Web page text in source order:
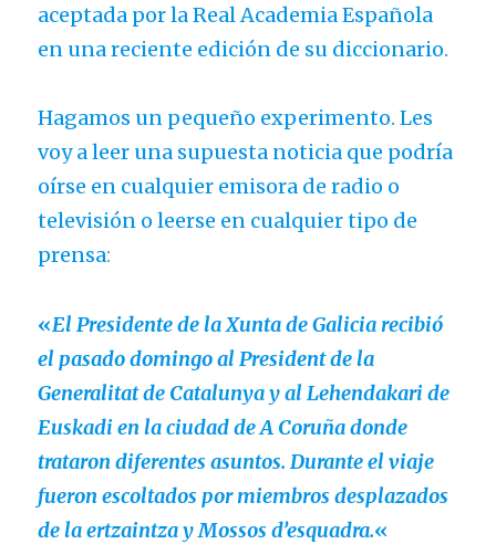
aceptada por la Real Academia Española
en una reciente edición de su diccionario.
Hagamos un pequeño experimento. Les
voy a leer una supuesta noticia que podría
oírse en cualquier emisora de radio o
televisión o leerse en cualquier tipo de
prensa:
«El Presidente de la Xunta de Galicia recibió
el pasado domingo al President de la
Generalitat de Catalunya y al Lehendakari de
Euskadi en la ciudad de A Coruña donde
trataron diferentes asuntos. Durante el viaje
fueron escoltados por miembros desplazados
de la ertzaintza y Mossos d’esquadra.«